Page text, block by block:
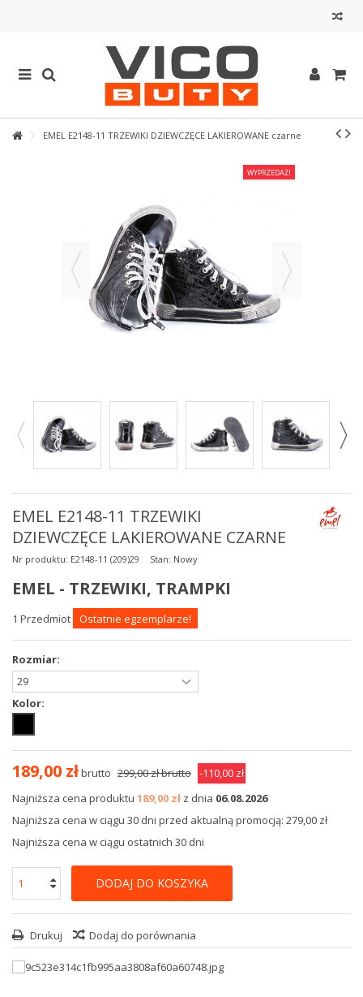
EMEL E2148-11 TRZEWIKI DZIEWCZĘCE LAKIEROWANE czarne
WYPRZEDAŻ!
EMEL E2148-11 TRZEWIKI
DZIEWCZĘCE LAKIEROWANE CZARNE
Nr produktu: E2148-11 (209)29 Stan: Nowy
EMEL - TRZEWIKI, TRAMPKI
1 Przedmiot Ostatnie egzemplarze!
Rozmiar:
Kolor:
189,00 złbrutto 299,00 złbrutto -110,00 zł
Najniższa cena produktu 189,00 zł z dnia 06.08.2026
Najniższa cena w ciągu 30 dni przed aktualną promocją: 279,00 zł
Najniższa cena w ciągu ostatnich 30 dni
DODAJ DO KOSZYKA
Drukuj Dodaj do porównania